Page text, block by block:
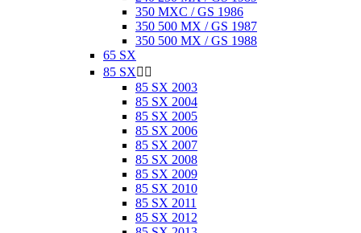
350 MXC / GS 1986
350 500 MX / GS 1987
350 500 MX / GS 1988
65 SX
85 SX 
85 SX 2003
85 SX 2004
85 SX 2005
85 SX 2006
85 SX 2007
85 SX 2008
85 SX 2009
85 SX 2010
85 SX 2011
85 SX 2012